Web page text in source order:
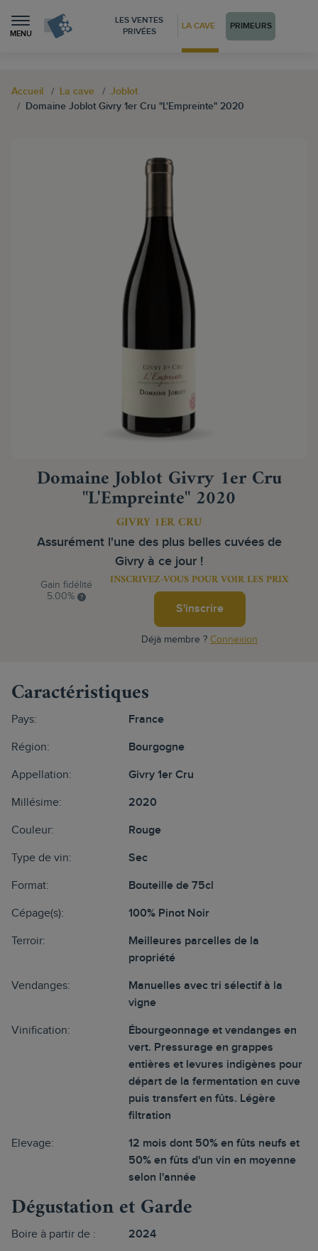
MENU
LES VENTES
PRIVÉES
LA CAVE PRIMEURS
Accueil La cave
Joblot
Domaine Joblot Givry 1er Cru "L'Empreinte" 2020
Domaine Joblot Givry 1er Cru
"L'Empreinte" 2020
GIVRY 1ER CRU
Assurément l'une des plus belles cuvées de
Givry à ce jour !
Gain fidélité
5.00%
INSCRIVEZ-VOUS POUR VOIR LES PRIX
S'inscrire
Déjà membre ? Connexion
Caractéristiques
Pays: France
Région: Bourgogne
Appellation: Givry 1er Cru
Millésime: 2020
Couleur: Rouge
Type de vin: Sec
Format: Bouteille de 75cl
Cépage(s): 100% Pinot Noir
Terroir:
Meilleures parcelles de la
propriété
Vendanges:
Manuelles avec tri sélectif à la
vigne
Vinification:
Ébourgeonnage et vendanges en
vert. Pressurage en grappes
entières et levures indigènes pour
départ de la fermentation en cuve
puis transfert en fûts. Légère
filtration
Elevage:
12 mois dont 50% en fûts neufs et
50% en fûts d'un vin en moyenne
selon l'année
Dégustation et Garde
Boire à partir de : 2024